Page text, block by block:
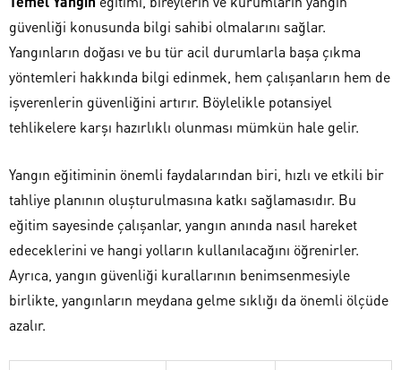
güvenliği konusunda bilgi sahibi olmalarını sağlar.
Yangınların doğası ve bu tür acil durumlarla başa çıkma
yöntemleri hakkında bilgi edinmek, hem çalışanların hem de
işverenlerin güvenliğini artırır. Böylelikle potansiyel
tehlikelere karşı hazırlıklı olunması mümkün hale gelir.
Yangın eğitiminin önemli faydalarından biri, hızlı ve etkili bir
tahliye planının oluşturulmasına katkı sağlamasıdır. Bu
eğitim sayesinde çalışanlar, yangın anında nasıl hareket
edeceklerini ve hangi yolların kullanılacağını öğrenirler.
Ayrıca, yangın güvenliği kurallarının benimsenmesiyle
birlikte, yangınların meydana gelme sıklığı da önemli ölçüde
azalır.